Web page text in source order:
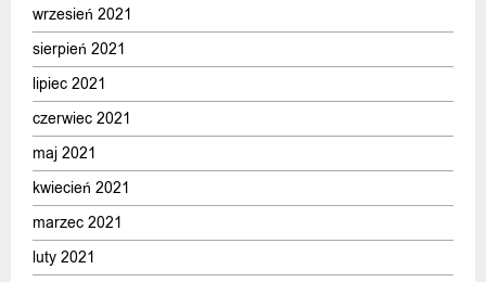
wrzesień 2021
sierpień 2021
lipiec 2021
czerwiec 2021
maj 2021
kwiecień 2021
marzec 2021
luty 2021